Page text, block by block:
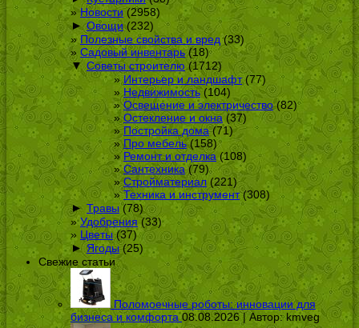
Новости(2958)
► Овощи(232)
Полезные свойства и вред(33)
Садовый инвентарь(18)
▼ Советы строителю (1712)
Интерьер и ландшафт(77)
Недвижимость(104)
Освещение и электричество(82)
Остекление и окна(37)
Постройка дома(71)
Про мебель(158)
Ремонт и отделка (108)
Сантехника(79)
Стройматериал (221)
Техника и инструмент(308)
► Травы(78)
Удобрения(33)
Цветы(37)
► Ягоды(25)
Свежие статьи
Поломоечные роботы: инновации для
бизнеса и комфорта 08.08.2026 | Автор:kmveg